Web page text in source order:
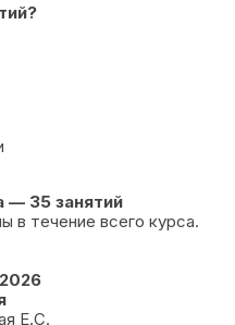
— 35 занятий
в течение всего курса.
Е.С.